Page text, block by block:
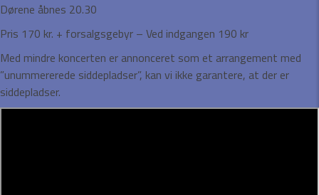
Dørene åbnes 20.30
Pris 170 kr. + forsalgsgebyr – Ved indgangen 190 kr
Med mindre koncerten er annonceret som et arrangement med
”unummererede siddepladser”, kan vi ikke garantere, at der er
siddepladser.